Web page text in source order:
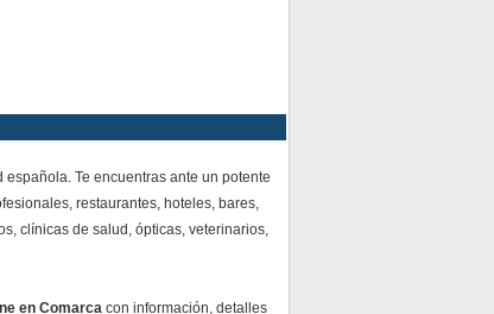
Te encuentras ante un potente
restaurantes, hoteles, bares,
clínicas de salud, ópticas, veterinarios,
en Comarcacon información, detalles